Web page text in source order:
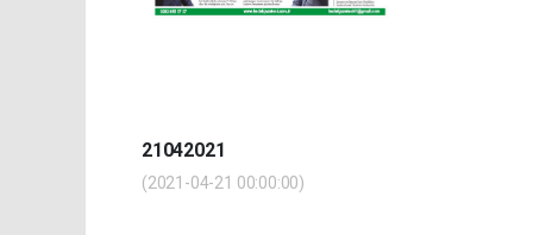
21042021
(2021-04-21 00:00:00)